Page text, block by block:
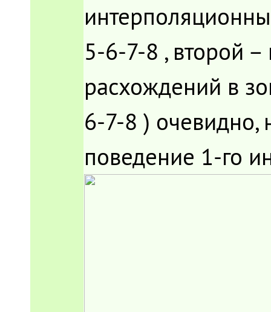
5-6-7-8 , второй
расхождений в
6-7-8 ) очевидно,
поведение 1-го